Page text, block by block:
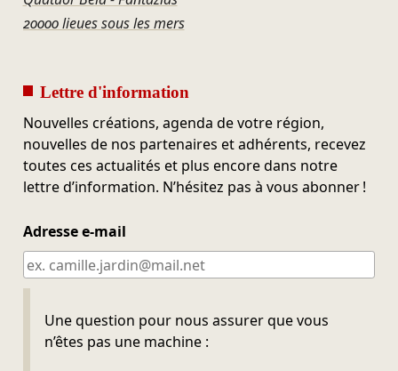
20000 lieues sous les mers
Lettre d'information
Nouvelles créations, agenda de votre région,
nouvelles de nos partenaires et adhérents, recevez
toutes ces actualités et plus encore dans notre
lettre d’information. N’hésitez pas à vous abonner !
Adresse e-mail
Une question pour nous assurer que vous
n’êtes pas une machine :
Ne pas remplir